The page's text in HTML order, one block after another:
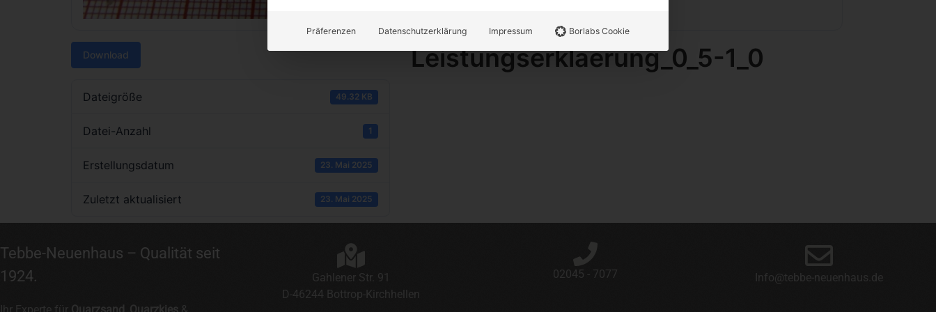
Download
Dateigröße 49.32 KB
Datei-Anzahl 1
Erstellungsdatum 23. Mai 2025
Zuletzt aktualisiert 23. Mai 2025
Leistungserklaerung_0_5-1_0
Tebbe-Neuenhaus – Qualität seit
1924.
Gahlener Str. 91
D-46244 Bottrop-Kirchhellen
02045 - 7077 Info@tebbe-neuenhaus.de
Präferenzen Datenschutzerklärung Impressum Borlabs Cookie